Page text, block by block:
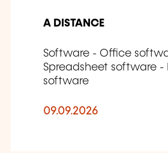
A DISTANCE
Software - Office
Spreadsheet software -
software
09.09.2026